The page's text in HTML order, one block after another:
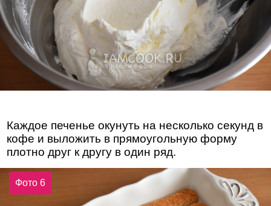
Каждое печенье окунуть на несколько секунд в
кофе и выложить в прямоугольную форму
плотно друг к другу в один ряд.
Фото 6